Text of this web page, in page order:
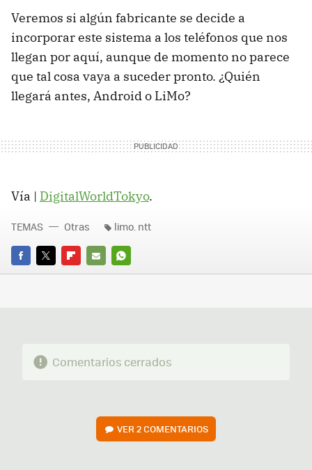
Veremos si algún fabricante se decide a
incorporar este sistema a los teléfonos que nos
llegan por aquí, aunque de momento no parece
que tal cosa vaya a suceder pronto. ¿Quién
llegará antes, Android o LiMo?
Vía | DigitalWorldTokyo.
FACEBOOK
TWITTERFLIPBOARD
E-
WHATSAPP
TEMAS Otras limo. ntt
Comentarios cerrados
VER2 COMENTARIOS